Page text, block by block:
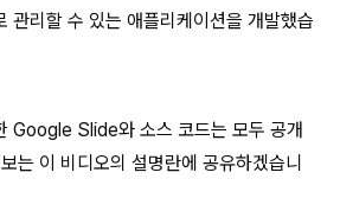
관리할 수 있는 애플리케이션을 개발했습
Google Slide와 소스 코드는 모두 공개
는 이 비디오의 설명란에 공유하겠습니